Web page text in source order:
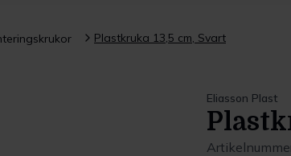
Plastkruka 13,5 cm, Svart
Eliasson Plast